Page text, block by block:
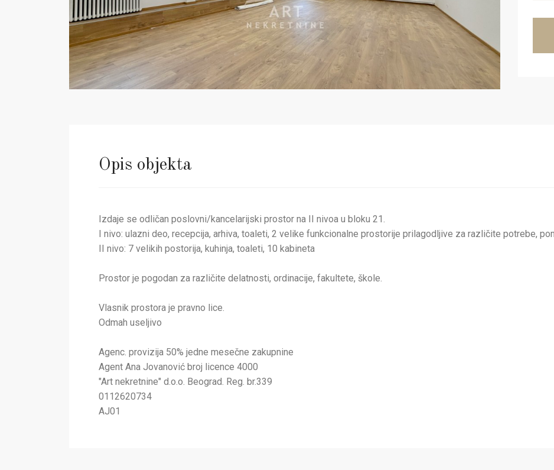
Opis objekta
Izdaje se odličan poslovni/kancelarijski prostor na II nivoa u bloku 21.
I nivo: ulazni deo, recepcija, arhiva, toaleti, 2 velike funkcionalne prostorije prilagodljive za različite potrebe,
II nivo: 7 velikih postorija, kuhinja, toaleti, 10 kabineta
Prostor je pogodan za različite delatnosti, ordinacije, fakultete, škole.
Vlasnik prostora je pravno lice.
Odmah useljivo
Agenc. provizija 50% jedne mesečne zakupnine
Agent Ana Jovanović broj licence 4000
"Art nekretnine" d.o.o. Beograd. Reg. br.339
0112620734
AJ01